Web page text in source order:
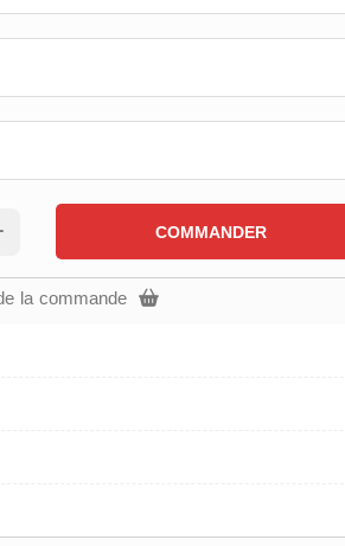
COMMANDER
la commande